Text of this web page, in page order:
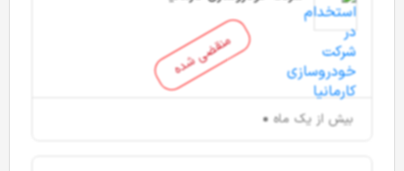
منقضی شده
بیش از یک ماه